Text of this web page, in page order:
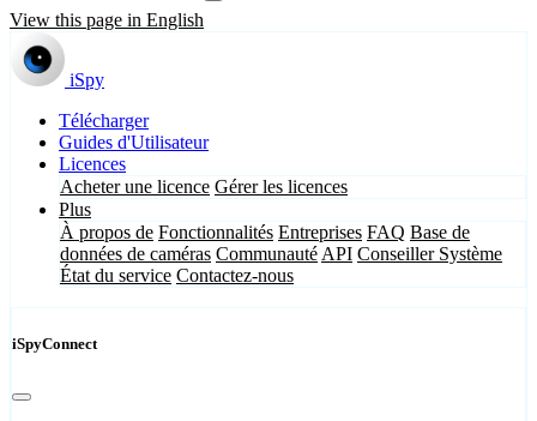
View this page in English
iSpy
Télécharger
Guides d'Utilisateur
Licences
Acheter une licence Gérer les licences
Plus
À propos de Fonctionnalités Entreprises FAQ Base de
données de caméras Communauté API Conseiller Système
État du service Contactez-nous
iSpyConnect